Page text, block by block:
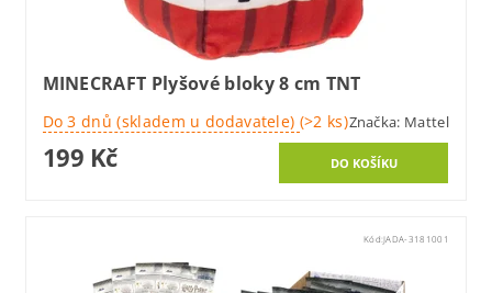
MINECRAFT Plyšové bloky 8 cm TNT
Do 3 dnů (skladem u dodavatele) (>2 ks)Značka: Mattel
199 Kč
Kód:JADA-3181001